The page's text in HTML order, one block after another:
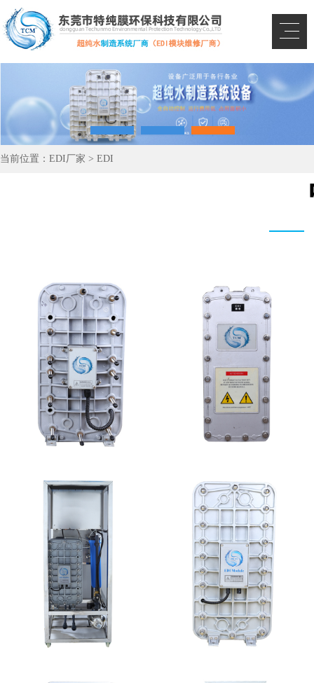
当前位置： EDI厂家 > EDI
西门子 EDI模块维修 坎普尔EDI膜堆维修